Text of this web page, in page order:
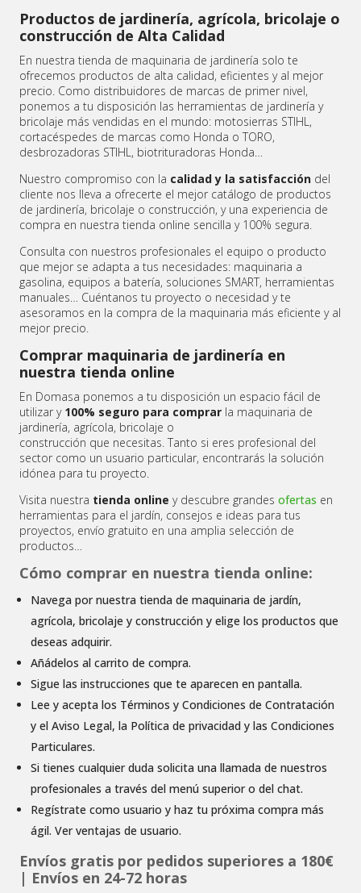
Productos de jardinería, agrícola, bricolaje o
construcción de Alta Calidad
En nuestra tienda de maquinaria de jardinería solo te
ofrecemos productos de alta calidad, eficientes y al mejor
precio. Como distribuidores de marcas de primer nivel,
ponemos a tu disposición las herramientas de jardinería y
bricolaje más vendidas en el mundo: motosierras STIHL,
cortacéspedes de marcas como Honda o TORO,
desbrozadoras STIHL, biotrituradoras Honda…
Nuestro compromiso con la calidad y la satisfacción del
cliente nos lleva a ofrecerte el mejor catálogo de productos
de jardinería, bricolaje o construcción, y una experiencia de
compra en nuestra tienda online sencilla y 100% segura.
Consulta con nuestros profesionales el equipo o producto
que mejor se adapta a tus necesidades: maquinaria a
gasolina, equipos a batería, soluciones SMART, herramientas
manuales… Cuéntanos tu proyecto o necesidad y te
asesoramos en la compra de la maquinaria más eficiente y al
mejor precio.
Comprar maquinaria de jardinería en
nuestra tienda online
En Domasa ponemos a tu disposición un espacio fácil de
utilizar y 100% seguro para comprar la maquinaria de
jardinería, agrícola, bricolaje o
construcción que necesitas. Tanto si eres profesional del
sector como un usuario particular, encontrarás la solución
idónea para tu proyecto.
Visita nuestra tienda online y descubre grandes ofertas en
herramientas para el jardín, consejos e ideas para tus
proyectos, envío gratuito en una amplia selección de
productos…
Cómo comprar en nuestra tienda online:
Navega por nuestra tienda de maquinaria de jardín,
agrícola, bricolaje y construcción y elige los productos que
deseas adquirir.
Añádelos al carrito de compra.
Sigue las instrucciones que te aparecen en pantalla.
Lee y acepta los Términos y Condiciones de Contratación
y el Aviso Legal, la Política de privacidad y las Condiciones
Particulares.
Si tienes cualquier duda solicita una llamada de nuestros
profesionales a través del menú superior o del chat.
Regístrate como usuario y haz tu próxima compra más
ágil. Ver ventajas de usuario.
Envíos gratis por pedidos superiores a 180€
| Envíos en 24-72 horas